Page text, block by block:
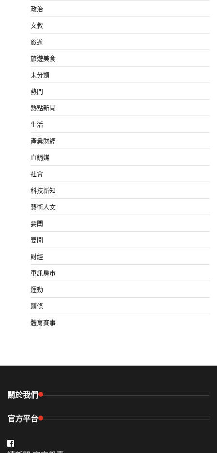
政治
文教
旅遊
旅遊美食
未分類
熱門
熱點新聞
生活
產業財經
直銷媒
社會
科技新知
藝術人文
要聞
要聞
財經
車訊房市
運動
頭條
體育賽事
關於我們
官方平台